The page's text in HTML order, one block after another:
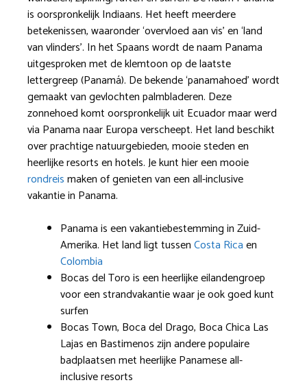
is oorspronkelijk Indiaans. Het heeft meerdere
betekenissen, waaronder ‘overvloed aan vis’ en ‘land
van vlinders’. In het Spaans wordt de naam Panama
uitgesproken met de klemtoon op de laatste
lettergreep (Panamá). De bekende ‘panamahoed’ wordt
gemaakt van gevlochten palmbladeren. Deze
zonnehoed komt oorspronkelijk uit Ecuador maar werd
via Panama naar Europa verscheept. Het land beschikt
over prachtige natuurgebieden, mooie steden en
heerlijke resorts en hotels. Je kunt hier een mooie
rondreismaken of genieten van een all-inclusive
vakantie in Panama.
Panama is een vakantiebestemming in Zuid-
Amerika. Het land ligt tussenCosta Ricaen
Colombia
Bocas del Toro is een heerlijke eilandengroep
voor een strandvakantie waar je ook goed kunt
surfen
Bocas Town, Boca del Drago, Boca Chica Las
Lajas en Bastimenos zijn andere populaire
badplaatsen met heerlijke Panamese all-
inclusive resorts